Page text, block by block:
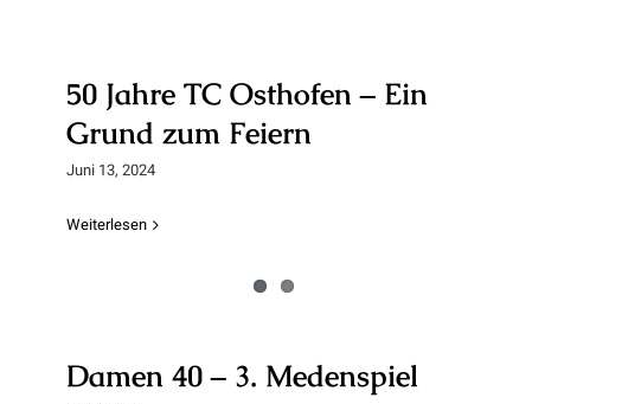
zum Feiern
50 Jahre TC Osthofen – Ein
Grund zum Feiern
Juni 13, 2024
Weiterlesen
Damen 40 – 3. Medenspiel